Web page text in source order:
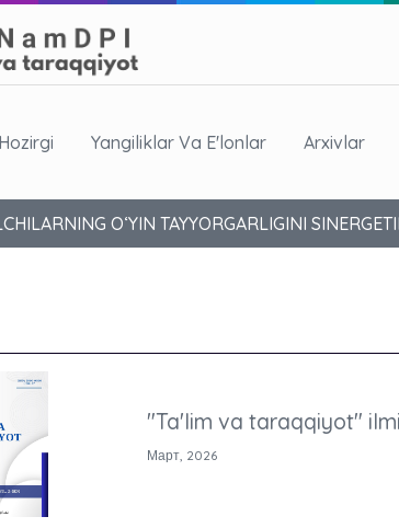
Hozirgi Yangiliklar Va E'lonlar Arxivlar
O‘YIN TAYYORGARLIGINI
"Ta'lim va taraqqiyot"
Март, 2026